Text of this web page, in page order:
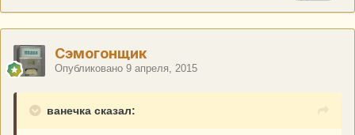
Сэмогонщик
Опубликовано 9 апреля, 2015
ванечка сказал: